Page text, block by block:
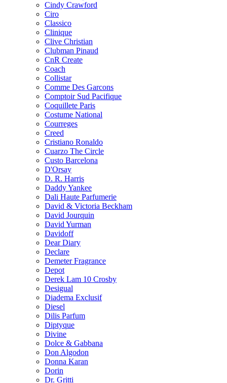
Cindy Crawford
Ciro
Classico
Clinique
Clive Christian
Clubman Pinaud
CnR Create
Coach
Collistar
Comme Des Garcons
Comptoir Sud Pacifique
Coquillete Paris
Costume National
Courreges
Creed
Cristiano Ronaldo
Cuarzo The Circle
Custo Barcelona
D'Orsay
D. R. Harris
Daddy Yankee
Dali Haute Parfumerie
David & Victoria Beckham
David Jourquin
David Yurman
Davidoff
Dear Diary
Declare
Demeter Fragrance
Depot
Derek Lam 10 Crosby
Desigual
Diadema Exclusif
Diesel
Dilis Parfum
Diptyque
Divine
Dolce & Gabbana
Don Algodon
Donna Karan
Dorin
Dr. Gritti